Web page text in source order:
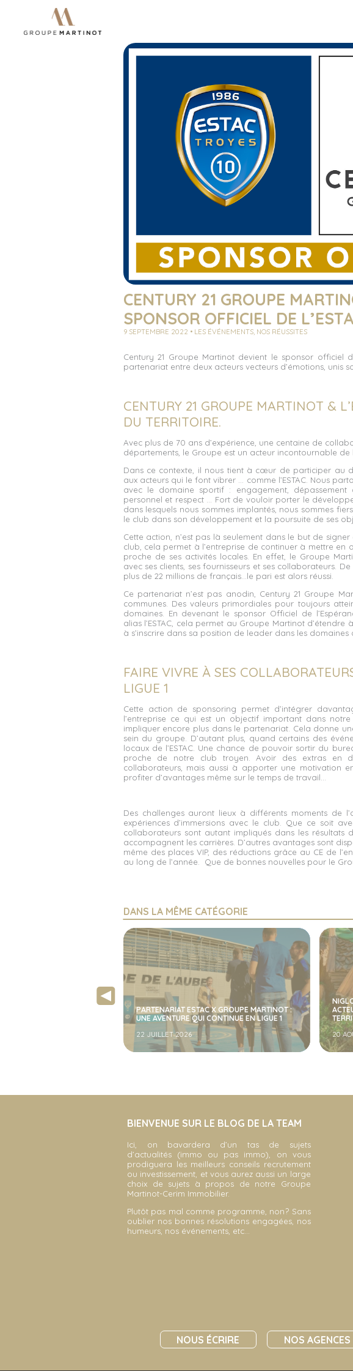
CENTURY 21 GROUPE
SPONSOR OFFICIEL DE
9 SEPTEMBRE 2022 • LES ÉVÉNEMENTS, NOS RÉUSSITES
Century 21 Groupe Martinot devient le sponsor officiel
partenariat entre deux acteurs vecteurs d’émotions, unis
CENTURY 21 GROUPE MARTINOT &
DU TERRITOIRE.
Avec plus de 70 ans d’expérience, une centaine de
départements, le Groupe est un acteur incontournable de
Dans ce contexte, il nous tient à cœur de participer au
aux acteurs qui le font vibrer … comme l’ESTAC. Nous
avec le domaine sportif : engagement, dépassement
personnel et respect … Fort de vouloir porter le
dans lesquels nous sommes implantés, nous sommes
le club dans son développement et la poursuite de ses
Cette action, n’est pas là seulement dans le but de
club, cela permet à l’entreprise de continuer à mettre
proche de ses activités locales. En effet, le Groupe
avec ses clients, ses fournisseurs et ses collaborateurs.
plus de 22 millions de français…le pari est alors réussi.
Ce partenariat n’est pas anodin, Century 21 Groupe
communes. Des valeurs primordiales pour toujours
domaines. En devenant le sponsor Officiel de
alias l’ESTAC, cela permet au Groupe Martinot
à s’inscrire dans sa position de leader dans les domaines
FAIRE VIVRE À SES
LIGUE 1
Cette action de sponsoring permet d’intégrer
l’entreprise ce qui est un objectif important dans notre
impliquer encore plus dans le partenariat. Cela donne
sein du groupe. D’autant plus, quand certains des
locaux de l’ESTAC. Une chance de pouvoir sortir du
proche de notre club troyen. Avoir des extras en
collaborateurs, mais aussi à apporter une motivation
profiter d’avantages même sur le temps de travail…
Des challenges auront lieux à différents moments de
expériences d’immersions avec le club. Que ce soit
collaborateurs sont autant impliqués dans les résultats
accompagnent les carrières. D’autres avantages sont
même des places VIP, des réductions grâce au CE de
au long de l’année. Que de bonnes nouvelles pour le
DANS LA MÊME CATÉGORIE
PARTENARIAT ESTAC X GROUPE MARTINOT :
UNE AVENTURE QUI CONTINUE EN LIGUE 1
22 JUILLET 2026 20
BIENVENUE SUR LE BLOG DE LA TEAM
Ici, on bavardera d’un tas de sujets
d’actualités (immo ou pas immo), on vous
prodiguera les meilleurs conseils recrutement
ou investissement, et vous aurez aussi un large
choix de sujets à propos de notre Groupe
Martinot-Cerim Immobilier.
Plutôt pas mal comme programme, non? Sans
oublier nos bonnes résolutions engagées, nos
humeurs, nos événements, etc…
NOUS ÉCRIRE NOS AGENCES